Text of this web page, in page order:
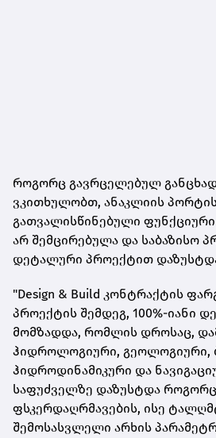
როგორც გავრცელებულ
ვკითხულობთ, ანაკლიის
გათვალისწინებული
არ შემცირებულა და საბაზისო
დეტალური პროექტით
"Design & Build კონტრაქტის
პროექტის შემდეგ, 100%-იანი
მომზადდა, რომლის დროსაც,
ჰიდროლოგიური, გეოლოგიური,
ჰიდროდინამიკური და
საფუძველზე დაზუსტდა როგორც
ფსკერდაღრმავების, ისე
შემოსასვლელი არხის